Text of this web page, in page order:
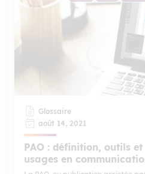
Glossaire
août 14, 2021
PAO : définition, outils et
usages en